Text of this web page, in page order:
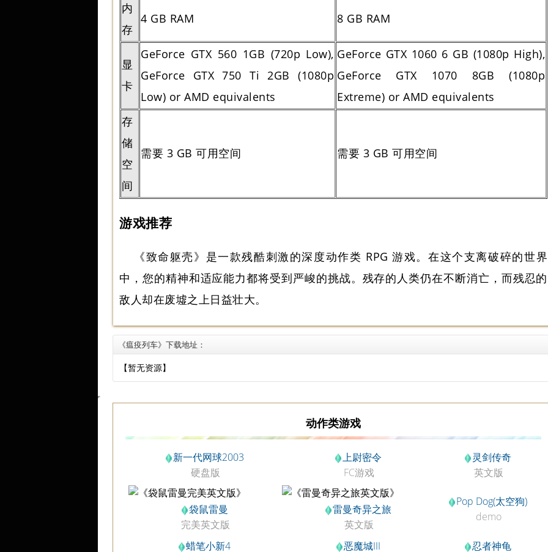
内
存
4 GB RAM 8 GB RAM
显
卡
GeForce GTX 560 1GB (720p Low),
GeForce GTX 750 Ti 2GB (1080p
Low) or AMD equivalents
GeForce GTX 1060 6 GB (1080p High),
GeForce GTX 1070 8GB (1080p
Extreme) or AMD equivalents
存
储
空
间
需要 3 GB 可用空间 需要 3 GB 可用空间
游戏推荐
《致命躯壳》 是一款残酷刺激的深度动作类 RPG 游戏。在这个支离破碎的世界
中，您的精神和适应能力都将受到严峻的挑战。残存的人类仍在不断消亡，而残忍的
敌人却在废墟之上日益壮大。
《瘟疫列车》下载地址：
【暂无资源】
动作类游戏
新一代网球2003
硬盘版
上尉密令
FC游戏
灵剑传奇
英文版
袋鼠雷曼
完美英文版
雷曼奇异之旅
英文版
Pop Dog(太空狗)
demo
蜡笔小新4 恶魔城III 忍者神龟